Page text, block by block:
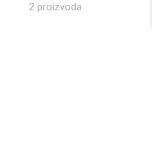
2 proizvoda